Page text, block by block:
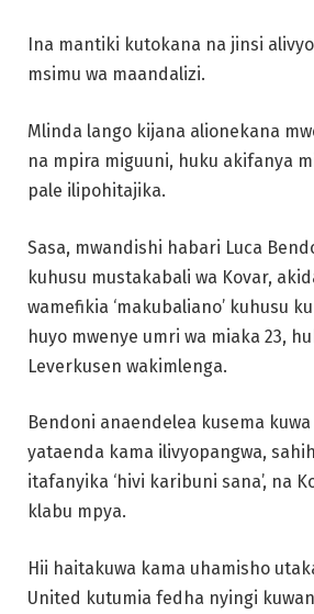
Ina mantiki kutokana na jinsi
msimu wa maandalizi.
Mlinda lango kijana alionekana
na mpira miguuni, huku akifanya
pale ilipohitajika.
Sasa, mwandishi habari Luca
kuhusu mustakabali wa Kovar,
wamefikia ‘makubaliano’ kuhusu
huyo mwenye umri wa miaka 23,
Leverkusen wakimlenga.
Bendoni anaendelea kusema
yataenda kama ilivyopangwa,
itafanyika ‘hivi karibuni sana’, na
klabu mpya.
Hii haitakuwa kama uhamisho
United kutumia fedha nyingi